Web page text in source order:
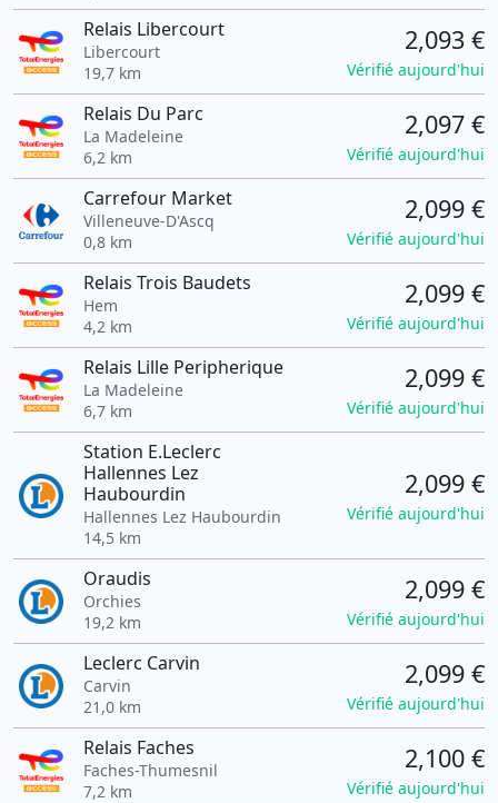
Relais Libercourt
Libercourt
19,7 km
2,093 €
Vérifié aujourd'hui
Relais Du Parc
La Madeleine
6,2 km
2,097 €
Vérifié aujourd'hui
Carrefour Market
Villeneuve-D'Ascq
0,8 km
2,099 €
Vérifié aujourd'hui
Relais Trois Baudets
Hem
4,2 km
2,099 €
Vérifié aujourd'hui
Relais Lille Peripherique
La Madeleine
6,7 km
2,099 €
Vérifié aujourd'hui
Station E.Leclerc
Hallennes Lez
Haubourdin
Hallennes Lez Haubourdin
14,5 km
2,099 €
Vérifié aujourd'hui
Oraudis
Orchies
19,2 km
2,099 €
Vérifié aujourd'hui
Leclerc Carvin
Carvin
21,0 km
2,099 €
Vérifié aujourd'hui
Relais Faches
Faches-Thumesnil
7,2 km
2,100 €
Vérifié aujourd'hui